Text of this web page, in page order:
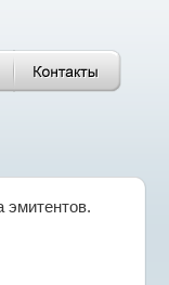
эмитентов.